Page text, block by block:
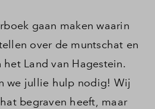
gaan maken waarin
over de muntschat en
Land van Hagestein.
we jullie hulp nodig! Wij
begraven heeft, maar